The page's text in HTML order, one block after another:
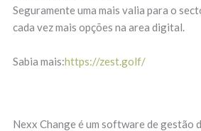
Seguramente uma mais valia para o
cada vez mais opções na area digital.
Sabia mais:https://zest.golf/
Nexx Change é um software de gestão